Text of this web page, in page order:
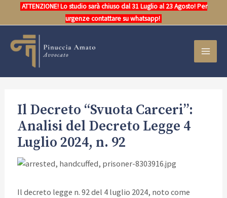
ATTENZIONE! Lo studio sarà chiuso dal 31 Luglio al 23 Agosto! Per
urgenze contattare su whatsapp!
MAIN
Il Decreto “Svuota Carceri”:
Analisi del Decreto Legge 4
Luglio 2024, n. 92
Il decreto legge n. 92 del 4 luglio 2024, noto come